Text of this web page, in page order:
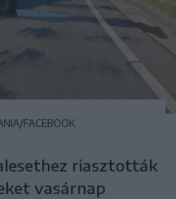
FACEBOOK
riasztották
vasárnap